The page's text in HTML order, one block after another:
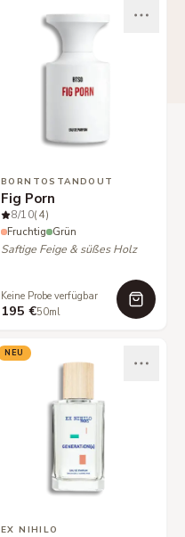
BORNTOSTANDOUT
Fig Porn
8/10(4)
Fruchtig Grün
Saftige Feige & süßes Holz
Keine Probe verfügbar
195 €50ml
NEU
EX NIHILO